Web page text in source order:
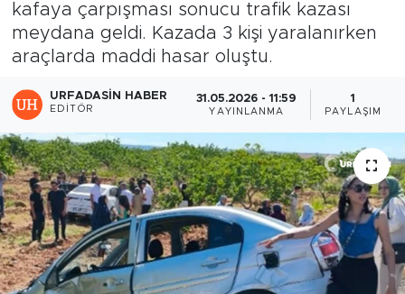
kafaya çarpışması sonucu trafik kazası
meydana geldi. Kazada 3 kişi yaralanırken
araçlarda maddi hasar oluştu.
URFADASIN HABER
EDITÖR
31.05.2026 - 11:59
YAYINLANMA
1
PAYLAŞIM
OTOMOBİL
Haber Arşivi